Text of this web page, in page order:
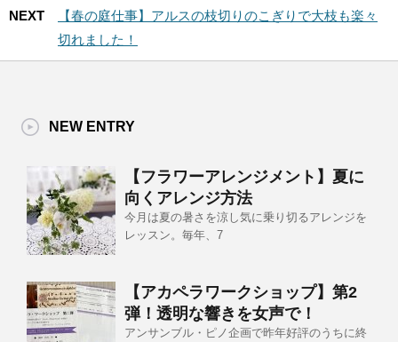
NEXT
【春の庭仕事】アルスの枝切りのこぎりで大枝も楽々
切れました！
NEW ENTRY
【フラワーアレンジメント】夏に
向くアレンジ方法
今月は夏の暑さを涼し気に乗り切るアレンジを
レッスン。毎年、7
【アカペラワークショップ】第2
弾！透明な響きを女声で！
アンサンブル・ピノ企画で昨年好評のうちに終